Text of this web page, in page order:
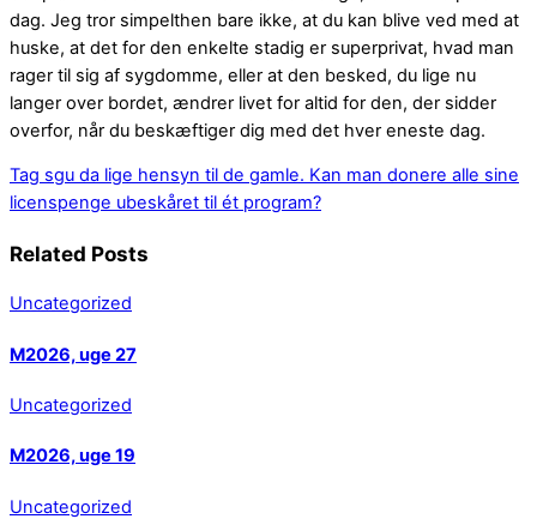
dag. Jeg tror simpelthen bare ikke, at du kan blive ved med at
huske, at det for den enkelte stadig er superprivat, hvad man
rager til sig af sygdomme, eller at den besked, du lige nu
langer over bordet, ændrer livet for altid for den, der sidder
overfor, når du beskæftiger dig med det hver eneste dag.
Tag sgu da lige hensyn til de gamle. Kan man donere alle sine
licenspenge ubeskåret til ét program?
Related Posts
Uncategorized
M2026, uge 27
Uncategorized
M2026, uge 19
Uncategorized